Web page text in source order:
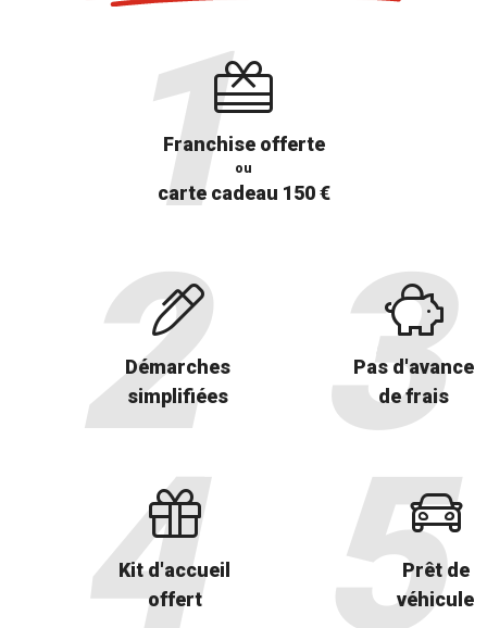
Franchise offerte
ou
carte cadeau 150 €
Démarches
simplifiées
Pas d'avance
de frais
Kit d'accueil
offert
Prêt de
véhicule